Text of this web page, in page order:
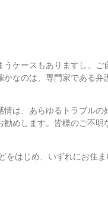
ケースもありますし、ご
なのは、専門家である弁
は、あらゆるトラブルの
めします。皆様のご不明
をはじめ、いずれにお住